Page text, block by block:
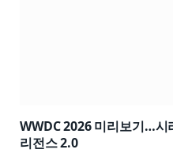
WWDC 2026 미리보기…시
리전스 2.0